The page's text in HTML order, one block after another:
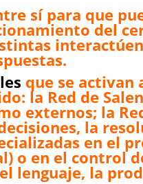
sí para que
del
que se activan
la Red de
externos; la
la
en el
o en el control
lenguaje, la